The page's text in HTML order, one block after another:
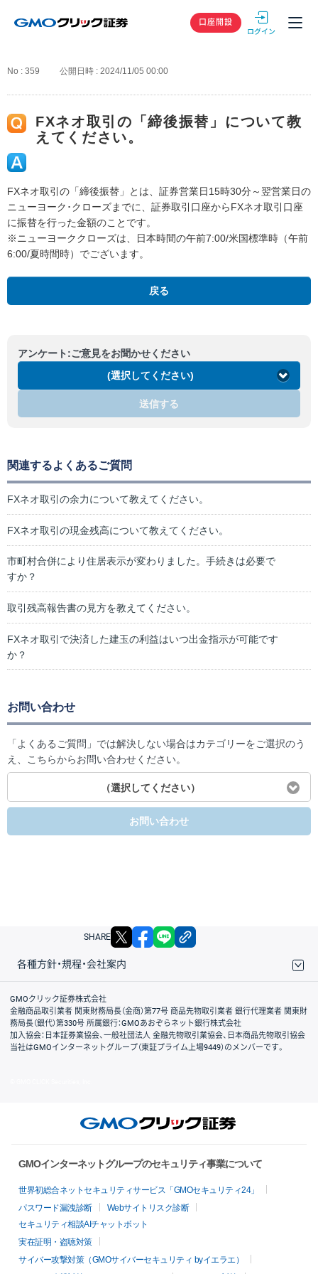
GMOクリック
口座開設
No : 359 公開日時 : 2024/11/05 00:00
FXネオ取引の「締後振替」について教
えてください。
FXネオ取引の「締後振替」とは、証券営業日15時30分～翌営業日の
ニューヨーク･クローズまでに、証券取引口座からFXネオ取引口座
に振替を行った金額のことです。
※ニューヨーククローズは、日本時間の午前7:00/米国標準時（午前
6:00/夏時間時）でございます。
戻る
アンケート:ご意見をお聞かせください
(選択してください)
送信する
関連するよくあるご質問
FXネオ取引の余力について教えてください。
FXネオ取引の現金残高について教えてください。
市町村合併により住居表示が変わりました。手続きは必要で
すか？
取引残高報告書の見方を教えてください。
FXネオ取引で決済した建玉の利益はいつ出金指示が可能です
か？
お問い合わせ
「よくあるご質問」では解決しない場合はカテゴリーをご選択のう
え、こちらからお問い合わせください。
（選択してください）
お問い合わせ
SHARE X facebook
各種方針・規程・会社案内
取引規程・約款
サイトマップ
その他のご案内
個人情報保護方針
最良執行方針
サイトのご利用について
ディスクレイマー
信託保全
リスク説明
会社案内
GMOクリック証券株式会社
金融商品取引業者 関東財務局長（金商）第77号 商品先物取引業者 銀行代理業者 関東財
務局長（銀代）第330号 所属銀行：GMOあおぞらネット銀行株式会社
加入協会：日本証券業協会、一般社団法人 金融先物取引業協会、日本商品先物取引協会
当社はGMOインターネットグループ（東証プライム上場9449）のメンバーです。
GMOインターネットグループのセキュリティ事業について
世界初総合ネットセキュリティサービス「GMOセキュリティ24」
パスワード漏洩診断
Webサイトリスク診断
セキュリティ相談AIチャットボット
実在証明・盗聴対策
サイバー攻撃対策（GMOサイバーセキュリティ byイエラエ）